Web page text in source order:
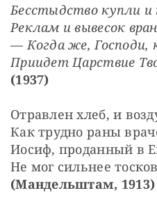
Бесстыдство купли и
Реклам и вывесок
— Когда же, Господи,
Приидет Царствие
(1937)
Отравлен хлеб, и
Как трудно раны
Иосиф, проданный в
Не мог сильнее
(Мандельштам, 1913)